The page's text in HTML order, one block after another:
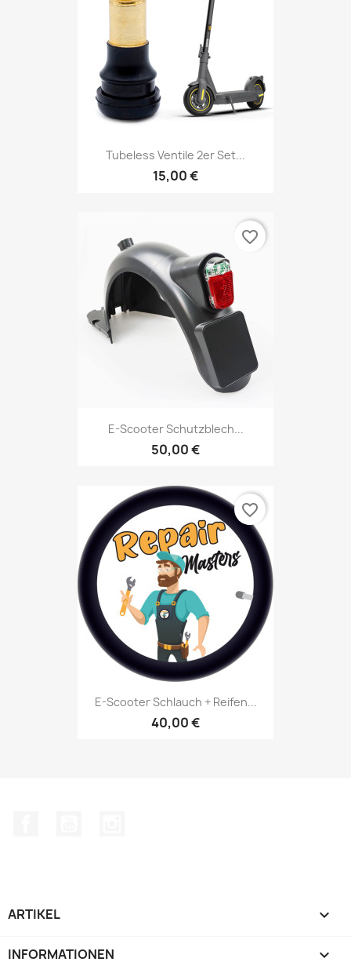
Tubeless Ventile 2er Set...
15,00 €
E-Scooter Schutzblech...
50,00 €
favorite_border
E-Scooter Schlauch + Reifen...
40,00 €
favorite_border
ARTIKEL 
INFORMATIONEN 